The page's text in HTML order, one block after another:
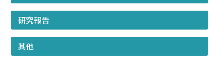
研究報告
其他